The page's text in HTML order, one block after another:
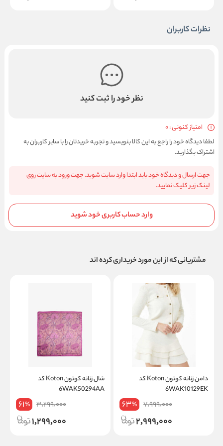
نظرات کاربران
نظر خود را ثبت کنید
امتیاز کنونی : 0
لطفا دیدگاه خود را راجع به این کالا بنویسید و تجربه خریدتان را با سایر کاربران به
اشتراک بگذارید.
جهت ارسال و دیدگاه خود باید ابتدا وارد سایت شوید. جهت ورود به سایت روی
لینک زیر کلیک نمایید.
وارد حساب کاربری خود شوید
مشتریانی که از این مورد خریداری کرده اند
دامن زنانه کوتون Koton کد
6WAK10129EK
7,999,000
63%
2,999,000
شال زنانه کوتون Koton کد
6WAK50294AA
3,299,000
61%
1,299,000